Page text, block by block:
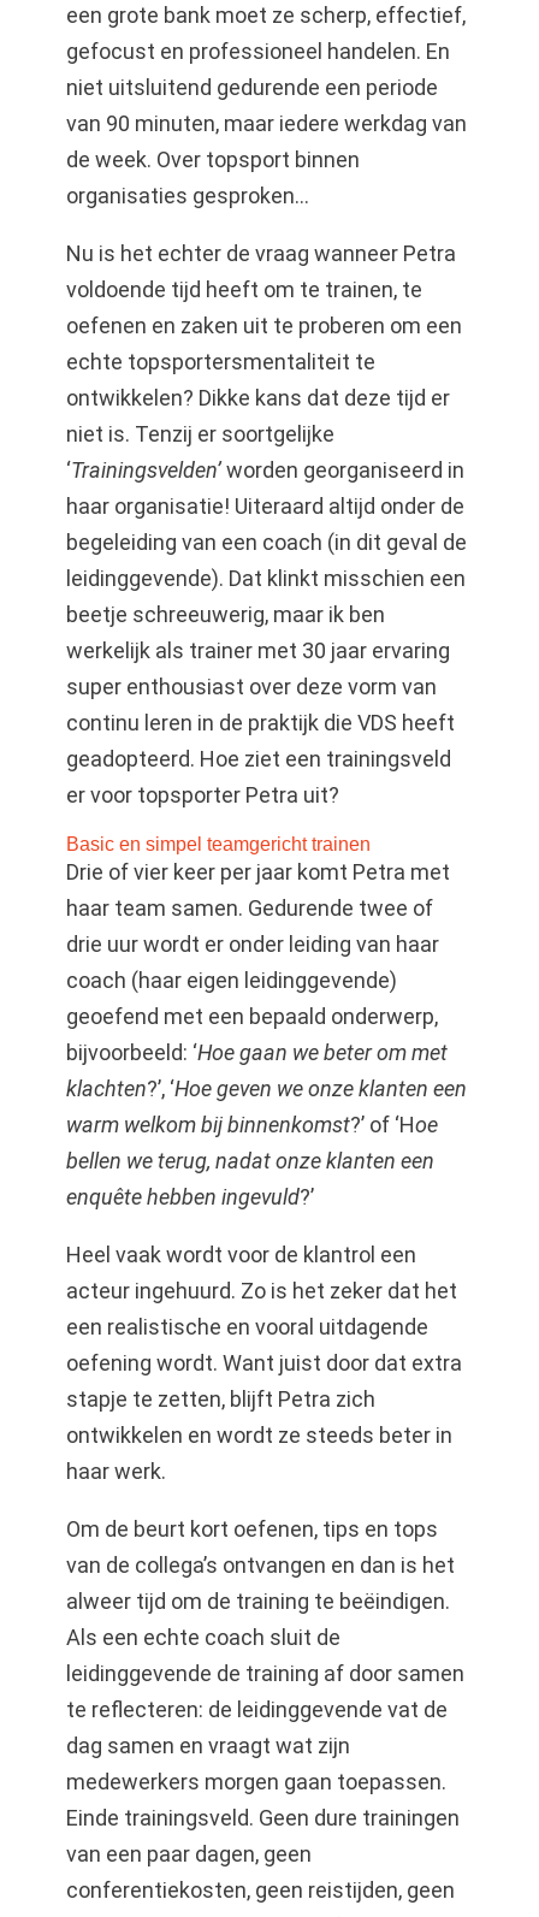
een grote bank moet ze scherp, effectief,
gefocust en professioneel handelen. En
niet uitsluitend gedurende een periode
van 90 minuten, maar iedere werkdag van
de week. Over topsport binnen
organisaties gesproken…
Nu is het echter de vraag wanneer Petra
voldoende tijd heeft om te trainen, te
oefenen en zaken uit te proberen om een
echte topsportersmentaliteit te
ontwikkelen? Dikke kans dat deze tijd er
niet is. Tenzij er soortgelijke
‘Trainingsvelden’worden georganiseerd in
haar organisatie! Uiteraard altijd onder de
begeleiding van een coach (in dit geval de
leidinggevende). Dat klinkt misschien een
beetje schreeuwerig, maar ik ben
werkelijk als trainer met 30 jaar ervaring
super enthousiast over deze vorm van
continu leren in de praktijk die VDS heeft
geadopteerd. Hoe ziet een trainingsveld
er voor topsporter Petra uit?
Basic en simpel teamgericht trainen
Drie of vier keer per jaar komt Petra met
haar team samen. Gedurende twee of
drie uur wordt er onder leiding van haar
coach (haar eigen leidinggevende)
geoefend met een bepaald onderwerp,
bijvoorbeeld: ‘Hoe gaan we beter om met
klachten?’, ‘Hoe geven we onze klanten een
warm welkom bij binnenkomst?’ of ‘Hoe
bellen we terug, nadat onze klanten een
enquête hebben ingevuld?’
Heel vaak wordt voor de klantrol een
acteur ingehuurd. Zo is het zeker dat het
een realistische en vooral uitdagende
oefening wordt. Want juist door dat extra
stapje te zetten, blijft Petra zich
ontwikkelen en wordt ze steeds beter in
haar werk.
Om de beurt kort oefenen, tips en tops
van de collega’s ontvangen en dan is het
alweer tijd om de training te beëindigen.
Als een echte coach sluit de
leidinggevende de training af door samen
te reflecteren: de leidinggevende vat de
dag samen en vraagt wat zijn
medewerkers morgen gaan toepassen.
Einde trainingsveld. Geen dure trainingen
van een paar dagen, geen
conferentiekosten, geen reistijden, geen